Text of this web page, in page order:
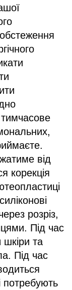
від
корекція
розріз,
Під час
та
Під час
потребують